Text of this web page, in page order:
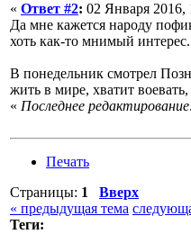
« Ответ #2: 02 Января 2016,
Да мне кажется народу
хоть как-то мнимый
В понедельник смотрел
жить в мире, хватит
« Последнее
Печать
Страницы: 1
Вверх
« предыдущая тема
Теги: